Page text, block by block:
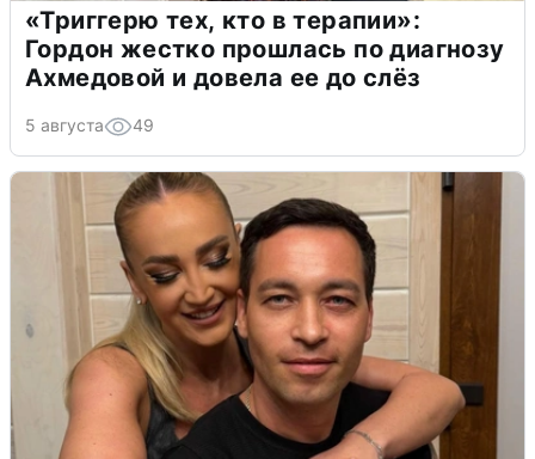
«Триггерю тех, кто в терапии»:
Гордон жестко прошлась по диагнозу
Ахмедовой и довела ее до слёз
5 августа 49